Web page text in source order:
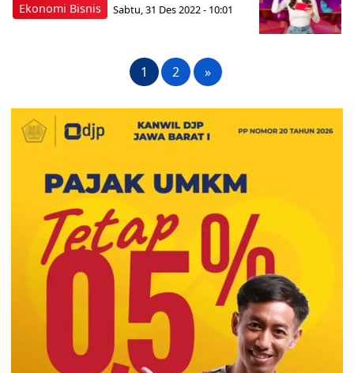
Ekonomi Bisnis Sabtu, 31 Des 2022 - 10:01
1 2 »